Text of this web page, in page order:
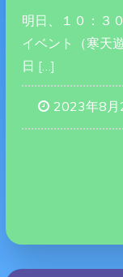
明日、１０：３
イベント（寒天
日 […]
2023年8月